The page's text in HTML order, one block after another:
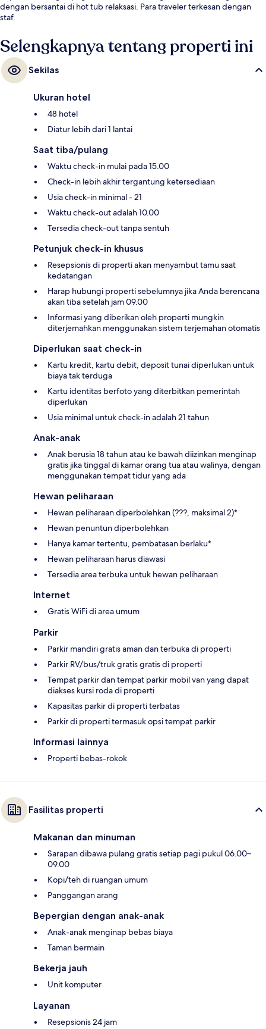
dengan bersantai di hot tub relaksasi. Para traveler terkesan dengan
staf.
Selengkapnya tentang properti ini
Sekilas
Ukuran hotel
48 hotel
Diatur lebih dari 1 lantai
Saat tiba/pulang
Waktu check-in mulai pada 15.00
Check-in lebih akhir tergantung ketersediaan
Usia check-in minimal - 21
Waktu check-out adalah 10.00
Tersedia check-out tanpa sentuh
Petunjuk check-in khusus
Resepsionis di properti akan menyambut tamu saat
kedatangan
Harap hubungi properti sebelumnya jika Anda berencana
akan tiba setelah jam 09.00
Informasi yang diberikan oleh properti mungkin
diterjemahkan menggunakan sistem terjemahan otomatis
Diperlukan saat check-in
Kartu kredit, kartu debit, deposit tunai diperlukan untuk
biaya tak terduga
Kartu identitas berfoto yang diterbitkan pemerintah
diperlukan
Usia minimal untuk check-in adalah 21 tahun
Anak-anak
Anak berusia 18 tahun atau ke bawah diizinkan menginap
gratis jika tinggal di kamar orang tua atau walinya, dengan
menggunakan tempat tidur yang ada
Hewan peliharaan
Hewan peliharaan diperbolehkan (???, maksimal 2)*
Hewan penuntun diperbolehkan
Hanya kamar tertentu, pembatasan berlaku*
Hewan peliharaan harus diawasi
Tersedia area terbuka untuk hewan peliharaan
Internet
Gratis WiFi di area umum
Parkir
Parkir mandiri gratis aman dan terbuka di properti
Parkir RV/bus/truk gratis gratis di properti
Tempat parkir dan tempat parkir mobil van yang dapat
diakses kursi roda di properti
Kapasitas parkir di properti terbatas
Parkir di properti termasuk opsi tempat parkir
Informasi lainnya
Properti bebas-rokok
Fasilitas properti
Makanan dan minuman
Sarapan dibawa pulang gratis setiap pagi pukul 06.00–
09.00
Kopi/teh di ruangan umum
Panggangan arang
Bepergian dengan anak-anak
Anak-anak menginap bebas biaya
Taman bermain
Bekerja jauh
Unit komputer
Layanan
Resepsionis 24 jam